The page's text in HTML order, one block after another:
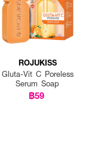
ROJUKISS
Gluta-Vit C Poreless
Serum Soap
฿59